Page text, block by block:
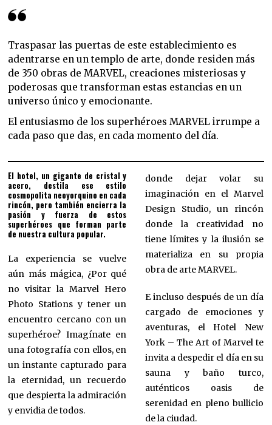
Traspasar las puertas de este establecimiento es
adentrarse en un templo de arte, donde residen más
de 350 obras de MARVEL, creaciones misteriosas y
poderosas que transforman estas estancias en un
universo único y emocionante.
El entusiasmo de los superhéroes MARVEL irrumpe a
cada paso que das, en cada momento del día.
El hotel, un gigante de cristal y
acero, destila ese estilo
cosmopolita neoyorquino en cada
rincón, pero también encierra la
pasión y fuerza de estos
superhéroes que forman parte
de nuestra cultura popular.
La experiencia se vuelve
aún más mágica, ¿Por qué
no visitar la Marvel Hero
Photo Stations y tener un
encuentro cercano con un
superhéroe? Imagínate en
una fotografía con ellos, en
un instante capturado para
la eternidad, un recuerdo
que despierta la admiración
y envidia de todos.
donde dejar volar su
imaginación en el Marvel
Design Studio, un rincón
donde la creatividad no
tiene límites y la ilusión se
materializa en su propia
obra de arte MARVEL.
E incluso después de un día
cargado de emociones y
aventuras, el Hotel New
York – The Art of Marvel te
invita a despedir el día en su
sauna y baño turco,
auténticos oasis de
serenidad en pleno bullicio
de la ciudad.